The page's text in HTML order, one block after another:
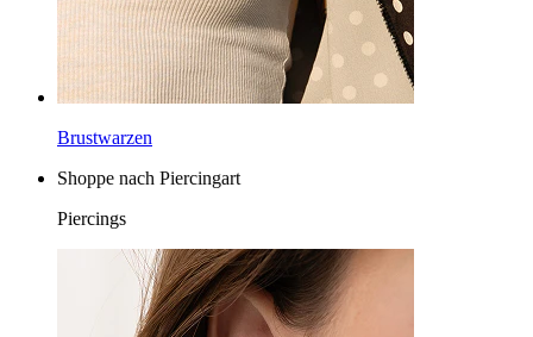
Brustwarzen
Shoppe nach Piercingart
Piercings